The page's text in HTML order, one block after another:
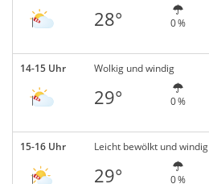
28° 0 %
14-15 Uhr Wolkig und windig
29° 0 %
15-16 Uhr Leicht bewölkt und windig
29° 0 %